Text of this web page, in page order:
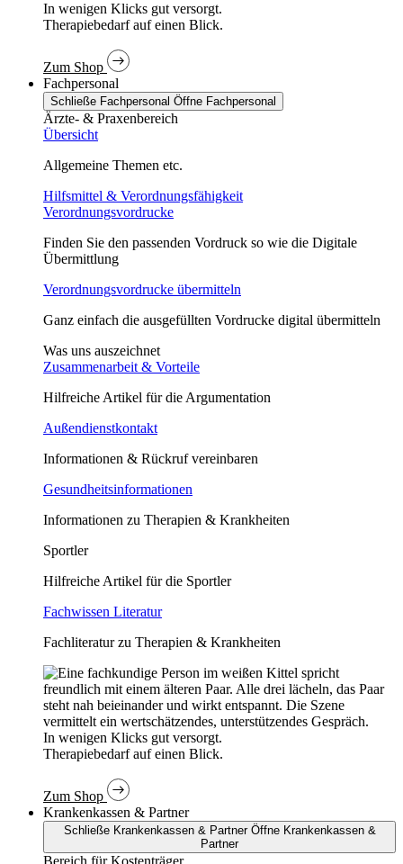
In wenigen Klicks gut versorgt.
Therapiebedarf auf einen Blick.
Zum Shop
Fachpersonal
Schließe Fachpersonal Öffne Fachpersonal
Ärzte- & Praxenbereich
Übersicht
Allgemeine Themen etc.
Hilfsmittel & Verordnungsfähigkeit
Verordnungsvordrucke
Finden Sie den passenden Vordruck so wie die Digitale
Übermittlung
Verordnungsvordrucke übermitteln
Ganz einfach die ausgefüllten Vordrucke digital übermitteln
Was uns auszeichnet
Zusammenarbeit & Vorteile
Hilfreiche Artikel für die Argumentation
Außendienstkontakt
Informationen & Rückruf vereinbaren
Gesundheitsinformationen
Informationen zu Therapien & Krankheiten
Sportler
Hilfreiche Artikel für die Sportler
Fachwissen Literatur
Fachliteratur zu Therapien & Krankheiten
In wenigen Klicks gut versorgt.
Therapiebedarf auf einen Blick.
Zum Shop
Krankenkassen & Partner
Schließe Krankenkassen & Partner Öffne Krankenkassen &
Partner